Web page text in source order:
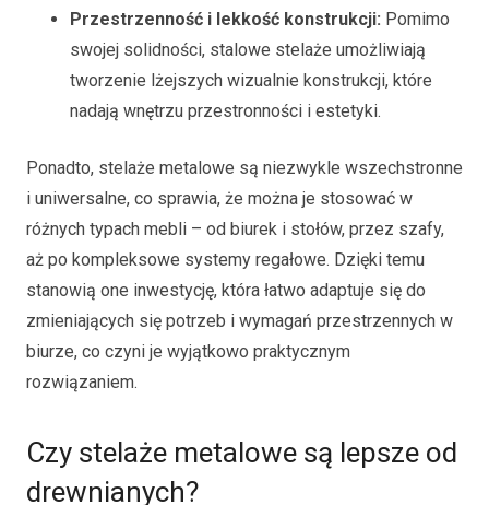
Przestrzenność i lekkość konstrukcji: Pomimo
swojej solidności, stalowe stelaże umożliwiają
tworzenie lżejszych wizualnie konstrukcji, które
nadają wnętrzu przestronności i estetyki.
Ponadto, stelaże metalowe są niezwykle wszechstronne
i uniwersalne, co sprawia, że można je stosować w
różnych typach mebli – od biurek i stołów, przez szafy,
aż po kompleksowe systemy regałowe. Dzięki temu
stanowią one inwestycję, która łatwo adaptuje się do
zmieniających się potrzeb i wymagań przestrzennych w
biurze, co czyni je wyjątkowo praktycznym
rozwiązaniem.
Czy stelaże metalowe są lepsze od
drewnianych?